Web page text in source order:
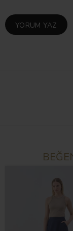
YORUM YAZ